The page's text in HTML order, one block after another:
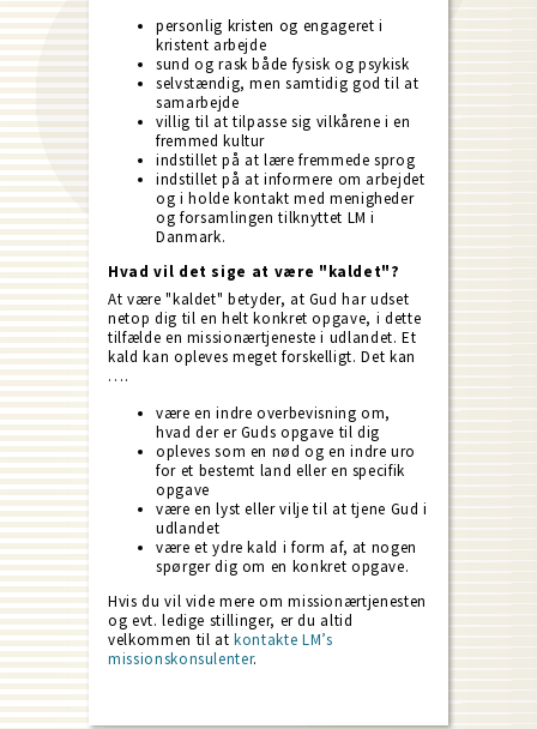
personlig kristen og engageret i
kristent arbejde
sund og rask både fysisk og psykisk
selvstændig, men samtidig god til at
samarbejde
villig til at tilpasse sig vilkårene i en
fremmed kultur
indstillet på at lære fremmede sprog
indstillet på at informere om arbejdet
og i holde kontakt med menigheder
og forsamlingen tilknyttet LM i
Danmark.
Hvad vil det sige at være "kaldet"?
At være "kaldet" betyder, at Gud har udset
netop dig til en helt konkret opgave, i dette
tilfælde en missionærtjeneste i udlandet. Et
kald kan opleves meget forskelligt. Det kan
….
være en indre overbevisning om,
hvad der er Guds opgave til dig
opleves som en nød og en indre uro
for et bestemt land eller en specifik
opgave
være en lyst eller vilje til at tjene Gud i
udlandet
være et ydre kald i form af, at nogen
spørger dig om en konkret opgave.
Hvis du vil vide mere om missionærtjenesten
og evt. ledige stillinger, er du altid
velkommen til atkontakte LM’s
missionskonsulenter.